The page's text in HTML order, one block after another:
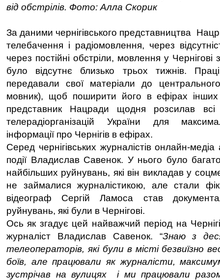
від обстрілів. Фото: Алла Скорик
За даними чернігівського представництва
телебачення і радіомовлення, через
через постійні обстріли, мовлення у Чернігові
було відсутнє близько трьох тижнів.
передавали свої матеріали до
мовник), щоб поширити його в ефірах інших
представник Нацради щодня розсилав всі
телерадіорганізацій України для
інформації про Чернігів в ефірах.
Серед чернігівських журналістів онлайн-
події Владислав Савенок. У нього було
найбільших руйнувань, які він викладав у
не займалися журналістикою, але стали
відеограф Сергій Ламоса став
руйнувань, які були в Чернігові.
Ось як згадує цей найважчий період на
журналіст Владислав Савенок. “Знаю з
телеоператорів, які були в місті безвиїзно
боїв, але працювали як журналісти,
зустрічав на вулицях і ми працювали